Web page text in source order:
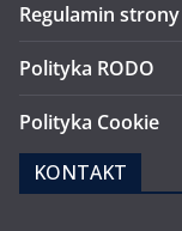
Regulamin strony
Polityka RODO
Polityka Cookie
KONTAKT